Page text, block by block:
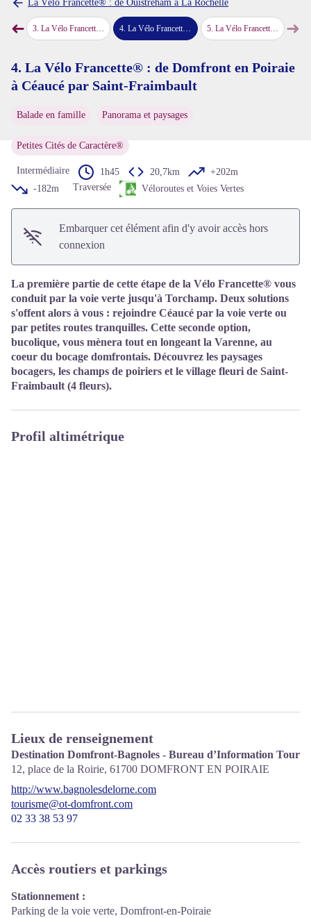
Voir l'image en plein écran
La Vélo Francette® : de Ouistreham à La Rochelle
➜Étape précédente
3. La Vélo Francette® : de Flers à Domfront en Poiraie 4.La Vélo Francette® : de Domfront en Poiraie à Céaucé par Saint-Fraimbault 5. La Vélo Francette® : de Domfront en Poiraie à Céaucé par la voie verte ➜
4. La Vélo Francette® : de Domfront en Poiraie
à Céaucé par Saint-Fraimbault
Balade en famille Panorama et paysages
Petites Cités de Caractère®
Intermédiaire 1h45 20,7km
+202m
-182m
Traversée Véloroutes et Voies Vertes
Embarquer cet élément afin d'y avoir accès hors
connexion
La première partie de cette étape de la Vélo Francette® vous
conduit par la voie verte jusqu'à Torchamp. Deux solutions
s'offent alors à vous : rejoindre Céaucé par la voie verte ou
par petites routes tranquilles. Cette seconde option,
bucolique, vous mènera tout en longeant la Varenne, au
coeur du bocage domfrontais. Découvrez les paysages
bocagers, les champs de poiriers et le village fleuri de Saint-
Fraimbault (4 fleurs).
Profil altimétrique
Lieux de renseignement
Destination Domfront-Bagnoles - Bureau d’Information
12, place de la Roirie, 61700 DOMFRONT EN POIRAIE
http://www.bagnolesdelorne.com
tourisme@ot-domfront.com
02 33 38 53 97
Accès routiers et parkings
Stationnement :
Parking de la voie verte, Domfront-en-Poiraie